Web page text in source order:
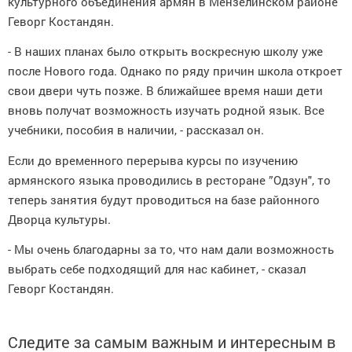
Геворг Костандян.
- В наших планах было открыть воскресную школу уже
после Нового года. Однако по ряду причин школа откроет
свои двери чуть позже. В ближайшее время наши дети
вновь получат возможность изучать родной язык. Все
учебники, пособия в наличии, - рассказал он.
Если до временного перерыва курсы по изучению
армянского языка проводились в ресторане ”Одзун", то
теперь занятия будут проводиться на базе районного
Дворца культуры.
- Мы очень благодарны за то, что нам дали возможность
выбрать себе подходящий для нас кабинет, - сказал
Геворг Костандян.
Следите за самым важным и интересным в